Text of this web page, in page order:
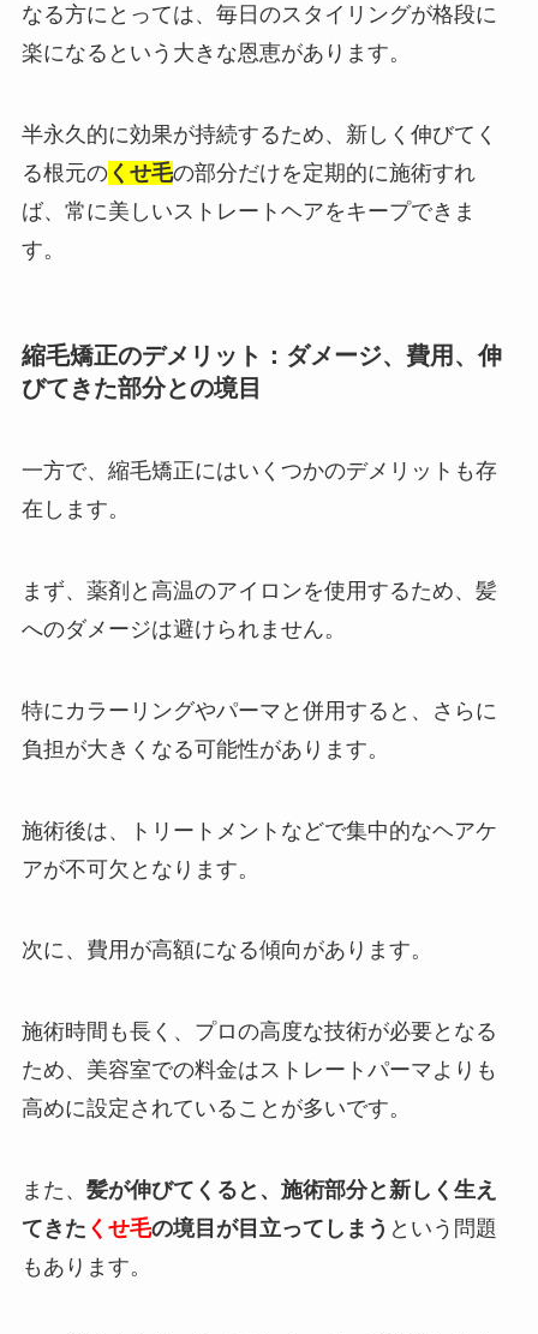
なる方にとっては、毎日のスタイリングが格段に
楽になるという大きな恩恵があります。
半永久的に効果が持続するため、新しく伸びてく
る根元のくせ毛の部分だけを定期的に施術すれ
ば、常に美しいストレートヘアをキープできま
す。
縮毛矯正のデメリット：ダメージ、費用、伸
びてきた部分との境目
一方で、縮毛矯正にはいくつかのデメリットも存
在します。
まず、薬剤と高温のアイロンを使用するため、髪
へのダメージは避けられません。
特にカラーリングやパーマと併用すると、さらに
負担が大きくなる可能性があります。
施術後は、トリートメントなどで集中的なヘアケ
アが不可欠となります。
次に、費用が高額になる傾向があります。
施術時間も長く、プロの高度な技術が必要となる
ため、美容室での料金はストレートパーマよりも
高めに設定されていることが多いです。
また、 髪が伸びてくると、施術部分と新しく生え
てきた くせ毛の境目が目立ってしまう という問題
もあります。